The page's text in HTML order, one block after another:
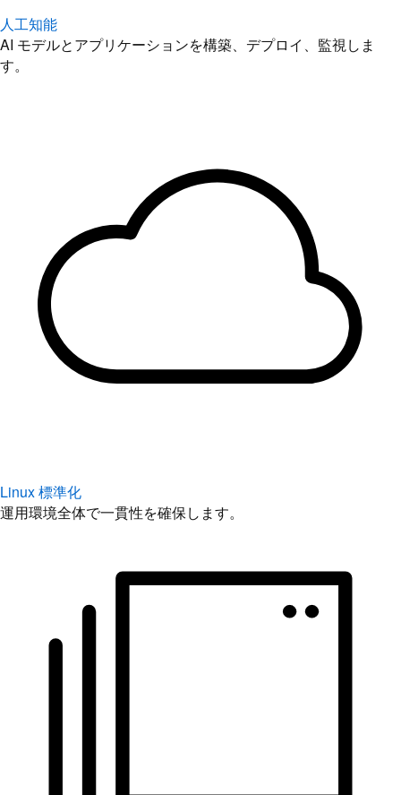
人工知能
AI モデルとアプリケーションを構築、デプロイ、監視しま
す。
Linux 標準化
運用環境全体で一貫性を確保します。